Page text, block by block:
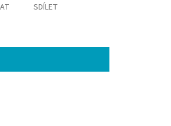
SDÍLET